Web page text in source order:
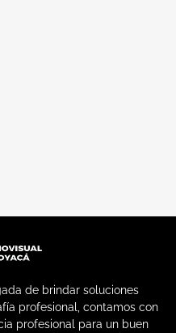
de brindar soluciones
profesional, contamos con
profesional para un buen